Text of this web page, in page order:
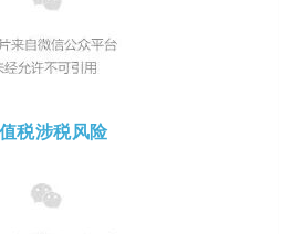
税涉税风险